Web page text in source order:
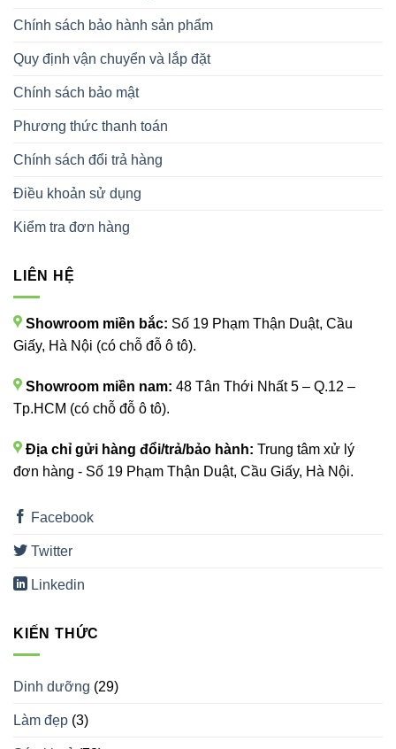
Chính sách bảo hành sản phẩm
Quy định vận chuyển và lắp đặt
Chính sách bảo mật
Phương thức thanh toán
Chính sách đổi trả hàng
Điều khoản sử dụng
Kiểm tra đơn hàng
LIÊN HỆ
Showroom miền bắc: Số 19 Phạm Thận Duật, Cầu
Giấy, Hà Nội (có chỗ đỗ ô tô).
Showroom miền nam: 48 Tân Thới Nhất 5 – Q.12 –
Tp.HCM (có chỗ đỗ ô tô).
Địa chỉ gửi hàng đổi/trả/bảo hành: Trung tâm xử lý
đơn hàng - Số 19 Phạm Thận Duật, Cầu Giấy, Hà Nội.
Facebook
Twitter
Linkedin
KIẾN THỨC
Dinh dưỡng (29)
Làm đẹp (3)